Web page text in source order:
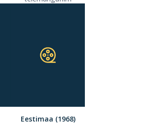
Eestimaa (1968)